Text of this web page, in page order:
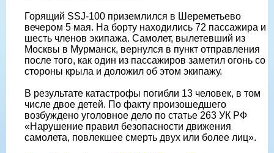
Горящий SSJ-100 приземлился в Шереметьево
вечером 5 мая. На борту находились 72 пассажира и
шесть членов экипажа. Самолет, вылетевший из
Москвы в Мурманск, вернулся в пункт отправления
после того, как один из пассажиров заметил огонь со
стороны крыла и доложил об этом экипажу.
В результате катастрофы погибли 13 человек, в том
числе двое детей. По факту произошедшего
возбуждено уголовное дело по статье 263 УК РФ
«Нарушение правил безопасности движения
самолета, повлекшее смерть двух или более лиц».